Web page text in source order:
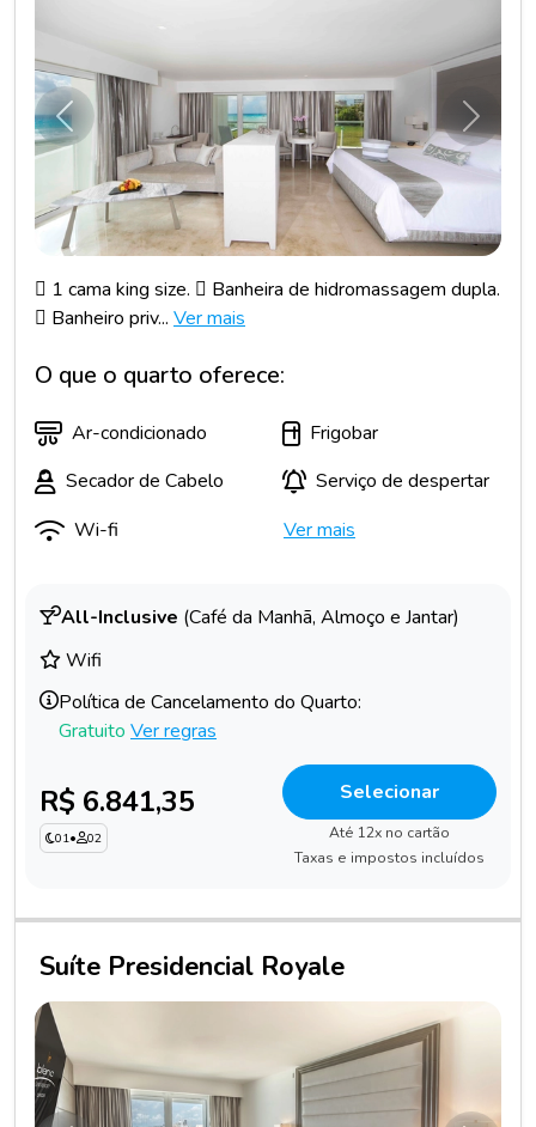
Anterior
 1 cama king size.  Banheira de hidromassagem dupla.
 Banheiro priv... Ver mais
O que o quarto oferece:
Ar-condicionado
Frigobar
Secador de Cabelo
Serviço de despertar
Wi-fi
Ver mais
All-Inclusive (Café da Manhã, Almoço e Jantar)
Wifi
Política de Cancelamento do Quarto:
Gratuito Ver regras
R$ 6.841,35
01• 02
Selecionar
Até 12x no cartão
Taxas e impostos incluídos
Suíte Presidencial Royale